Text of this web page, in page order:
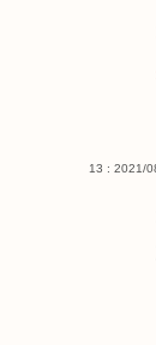
13 : 2021/